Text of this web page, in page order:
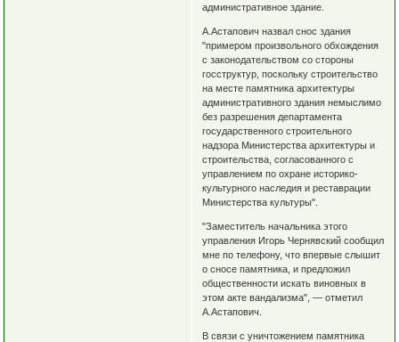
административное здание.
А.Астапович назвал снос здания
"примером произвольного обхождения
с законодательством со стороны
госструктур, поскольку строительство
на месте памятника архитектуры
административного здания немыслимо
без разрешения департамента
государственного строительного
надзора Министерства архитектуры и
строительства, согласованного с
управлением по охране историко-
культурного наследия и реставрации
Министерства культуры".
"Заместитель начальника этого
управления Игорь Чернявский сообщил
мне по телефону, что впервые слышит
о сносе памятника, и предложил
общественности искать виновных в
этом акте вандализма", — отметил
А.Астапович.
В связи с уничтожением памятника